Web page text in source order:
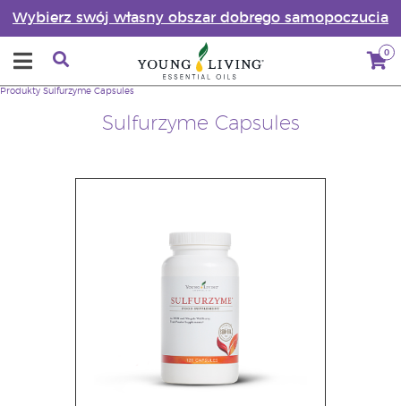
Wybierz swój własny obszar dobrego samopoczucia
0
Sulfurzyme Capsules
Produkty Sulfurzyme Capsules